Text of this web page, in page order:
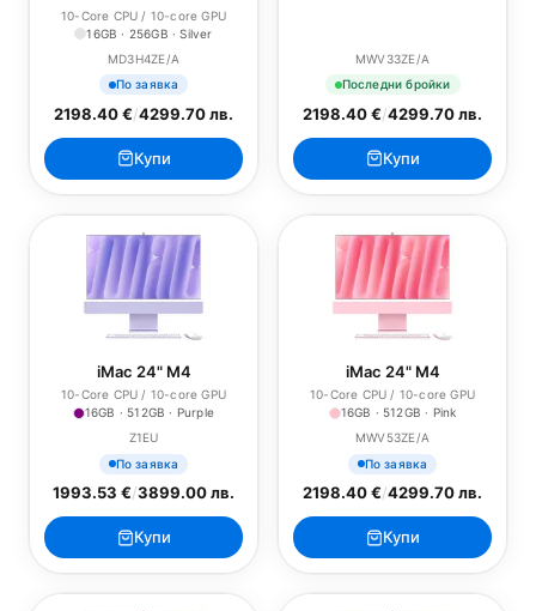
10-Core CPU / 10-core GPU
16GB · 256GB · Silver
MD3H4ZE/A
По заявка
2198.40 €/4299.70 лв.
Купи
MWV33ZE/A
Последни бройки
2198.40 €/4299.70 лв.
Купи
iMac 24" M4
10-Core CPU / 10-core GPU
16GB · 512GB · Purple
Z1EU
По заявка
1993.53 €/3899.00 лв.
Купи
iMac 24" M4
10-Core CPU / 10-core GPU
16GB · 512GB · Pink
MWV53ZE/A
По заявка
2198.40 €/4299.70 лв.
Купи